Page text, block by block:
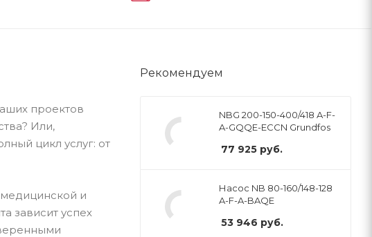
проектов
Или,
цикл услуг: от
и
зависит успех
Рекомендуем
NBG 200-150-400/418 A-F-
A-GQQE-ECCN Grundfos
77 925 руб.
Насос NB 80-160/148-128
A-F-A-BAQE
53 946 руб.